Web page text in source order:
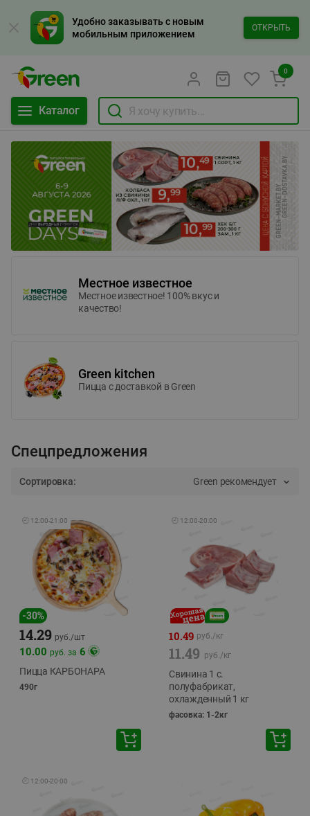
Удобно заказывать с новым
мобильным приложением
ОТКРЫТЬ
Каталог
0
Местное известное
Местное известное! 100% вкус и
качество!
Green kitchen
Пицца c доставкой в Green
Спецпредложения
Сортировка: Green рекомендует
🕘 12:00-21:00
-30%
14.29 руб./шт
10.00 руб. за 6
Пицца КАРБОНАРА
490г
🕘 12:00-20:00
10.49 руб./кг
11.49 руб./кг
Свинина 1 с.
полуфабрикат,
охлажденный 1 кг
фасовка: 1-2кг
🕘 12:00-20:00